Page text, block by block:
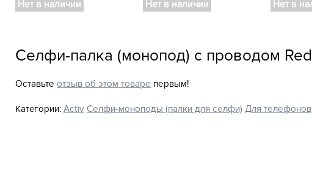
Нет в наличии Нет в наличии Нет в
Селфи-палка (монопод) с проводом
Оставьте отзыв об этом товаре первым!
Категории: Activ Селфи-моноподы (палки для селфи) Для телефонов